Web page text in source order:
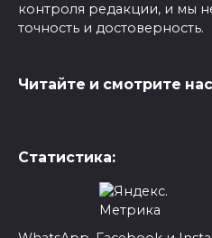
контроля редакции, и мы
точность и достоверность.
Читайте и смотрите
Статистика: